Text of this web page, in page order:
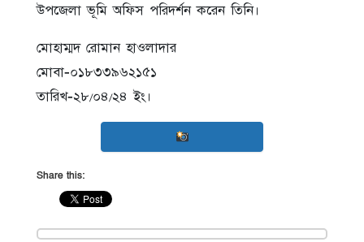
উপজেলা ভূমি অফিস পরিদর্শন করেন তিনি।
মোহাম্মদ রোমান হাওলাদার
মোবা-০১৮৩৩৯৬২১৫১
তারিখ-২৮/০৪/২৪ ইং।
Share this: